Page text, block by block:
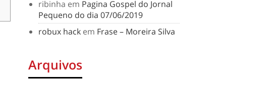
ribinha em Pagina Gospel do Jornal
Pequeno do dia 07/06/2019
robux hack em Frase – Moreira Silva
Arquivos